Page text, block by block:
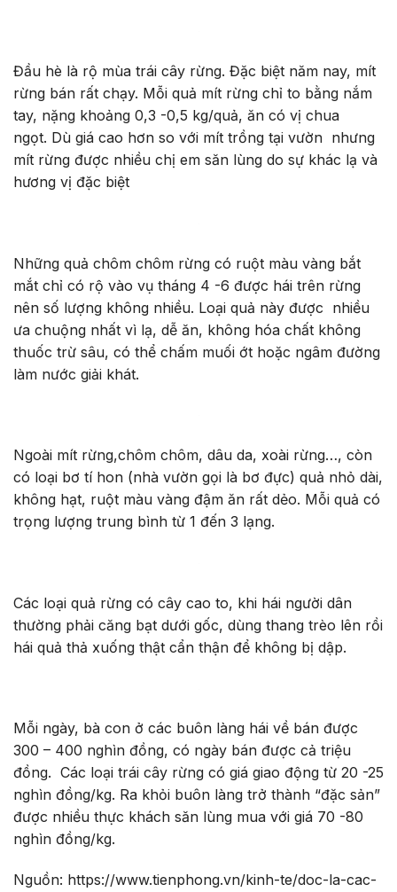
Đầu hè là rộ mùa trái cây rừng. Đặc biệt năm nay, mít
rừng bán rất chạy. Mỗi quả mít rừng chỉ to bằng nắm
tay, nặng khoảng 0,3 -0,5 kg/quả, ăn có vị chua
ngọt. Dù giá cao hơn so với mít trồng tại vườn nhưng
mít rừng được nhiều chị em săn lùng do sự khác lạ và
hương vị đặc biệt
Những quả chôm chôm rừng có ruột màu vàng bắt
mắt chỉ có rộ vào vụ tháng 4 -6 được hái trên rừng
nên số lượng không nhiều. Loại quả này được nhiều
ưa chuộng nhất vì lạ, dễ ăn, không hóa chất không
thuốc trừ sâu, có thể chấm muối ớt hoặc ngâm đường
làm nước giải khát.
Ngoài mít rừng,chôm chôm, dâu da, xoài rừng…, còn
có loại bơ tí hon (nhà vườn gọi là bơ đực) quả nhỏ dài,
không hạt, ruột màu vàng đậm ăn rất dẻo. Mỗi quả có
trọng lượng trung bình từ 1 đến 3 lạng.
Các loại quả rừng có cây cao to, khi hái người dân
thường phải căng bạt dưới gốc, dùng thang trèo lên rồi
hái quả thả xuống thật cẩn thận để không bị dập.
Mỗi ngày, bà con ở các buôn làng hái về bán được
300 – 400 nghìn đồng, có ngày bán được cả triệu
đồng. Các loại trái cây rừng có giá giao động từ 20 -25
nghìn đồng/kg. Ra khỏi buôn làng trở thành “đặc sản”
được nhiều thực khách săn lùng mua với giá 70 -80
nghìn đồng/kg.
Nguồn: https://www.tienphong.vn/kinh-te/doc-la-cac-